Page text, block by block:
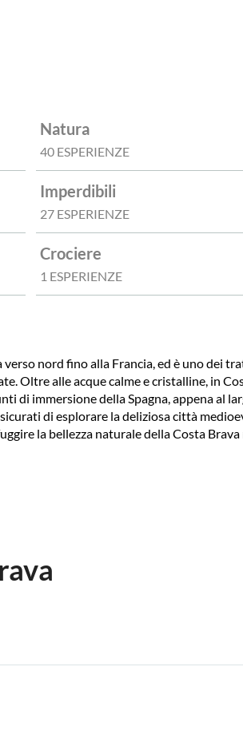
Natura
40 ESPERIENZE
Imperdibili
27 ESPERIENZE
Crociere
1 ESPERIENZE
verso nord fino alla Francia, ed è uno dei
Oltre alle acque calme e cristalline, in
di immersione della Spagna, appena al
di esplorare la deliziosa città
la bellezza naturale della Costa